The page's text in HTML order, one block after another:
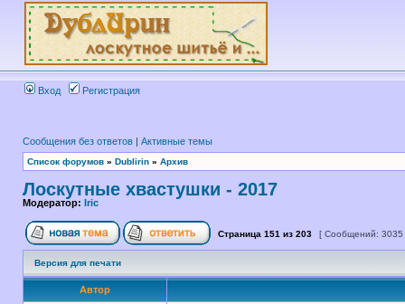
Вход Регистрация
Сообщения без ответов | Активные темы
Список форумов » Dublirin » Архив
Лоскутные хвастушки - 2017
Модератор: Iric
Страница 151 из 203 [ Сообщений:
Версия для печати
Автор